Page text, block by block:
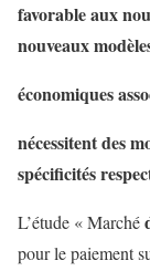
favorable aux
nouveaux
économiques
nécessitent des
spécificités
L’étude « Marché
pour le paiement